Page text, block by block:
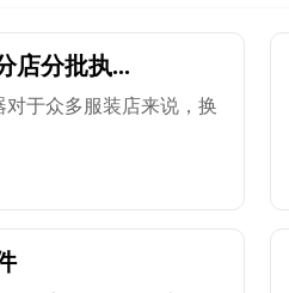
店分批执...
于众多服装店来说，换